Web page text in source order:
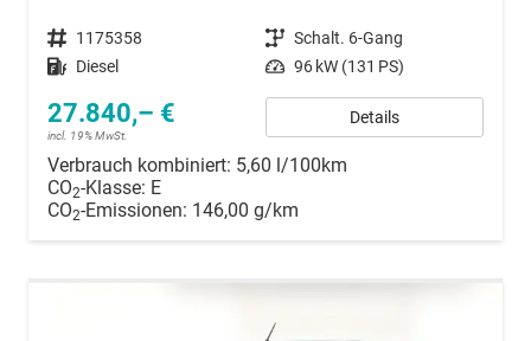
Fahrzeugnummer 1175358 Getriebe Schalt. 6-Gang
Kraftstoff Diesel Leistung 96 kW (131 PS)
27.840,– €
incl. 19% MwSt.
Details
Verbrauch kombiniert: 5,60 l/100km
CO2-Klasse: E
CO2-Emissionen: 146,00 g/km